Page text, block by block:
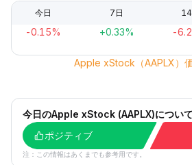
今日 7日
-0.15% +0.33% -
Apple xStock（AAPLX）
今日のApple xStock (AAPLX)につい
ポジティブ
注：この情報はあくまでも参考用です。